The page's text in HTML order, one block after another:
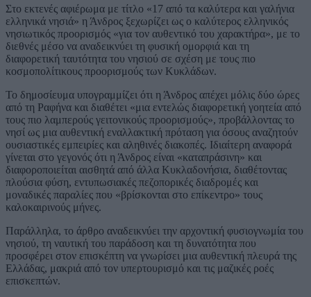
Στο εκτενές αφιέρωμα με τίτλο «17 από τα καλύτερα και γαλήνια
ελληνικά νησιά» η Άνδρος ξεχωρίζει ως ο καλύτερος ελληνικός
νησιωτικός προορισμός «για τον αυθεντικό του χαρακτήρα», με το
διεθνές μέσο να αναδεικνύει τη φυσική ομορφιά και τη
διαφορετική ταυτότητα του νησιού σε σχέση με τους πιο
κοσμοπολίτικους προορισμούς των Κυκλάδων.
Το δημοσίευμα υπογραμμίζει ότι η Άνδρος απέχει μόλις δύο ώρες
από τη Ραφήνα και διαθέτει «μια εντελώς διαφορετική γοητεία από
τους πιο λαμπερούς γειτονικούς προορισμούς», προβάλλοντας το
νησί ως μια αυθεντική εναλλακτική πρόταση για όσους αναζητούν
ουσιαστικές εμπειρίες και αληθινές διακοπές. Ιδιαίτερη αναφορά
γίνεται στο γεγονός ότι η Άνδρος είναι «καταπράσινη» και
διαφοροποιείται αισθητά από άλλα Κυκλαδονήσια, διαθέτοντας
πλούσια φύση, εντυπωσιακές πεζοπορικές διαδρομές και
μοναδικές παραλίες που «βρίσκονται στο επίκεντρο» τους
καλοκαιρινούς μήνες.
Παράλληλα, το άρθρο αναδεικνύει την αρχοντική φυσιογνωμία του
νησιού, τη ναυτική του παράδοση και τη δυνατότητα που
προσφέρει στον επισκέπτη να γνωρίσει μια αυθεντική πλευρά της
Ελλάδας, μακριά από τον υπερτουρισμό και τις μαζικές ροές
επισκεπτών.